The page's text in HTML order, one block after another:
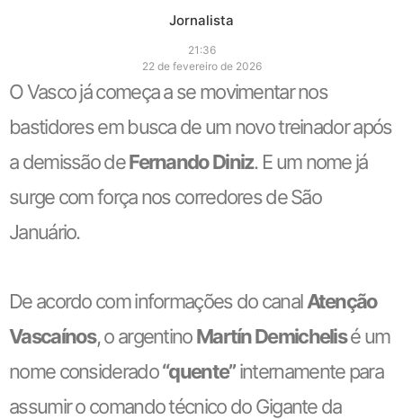
Jornalista
21:36
22 de fevereiro de 2026
O Vasco já começa a se movimentar nos
bastidores em busca de um novo treinador após
a demissão deFernando Diniz. E um nome já
surge com força nos corredores de São
Januário.
De acordo com informações do canalAtenção
Vascaínos, o argentinoMartín Demichelisé um
nome considerado“quente”internamente para
assumir o comando técnico do Gigante da